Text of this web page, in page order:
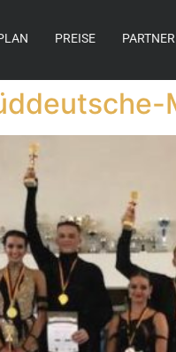
PREISE PARTNER